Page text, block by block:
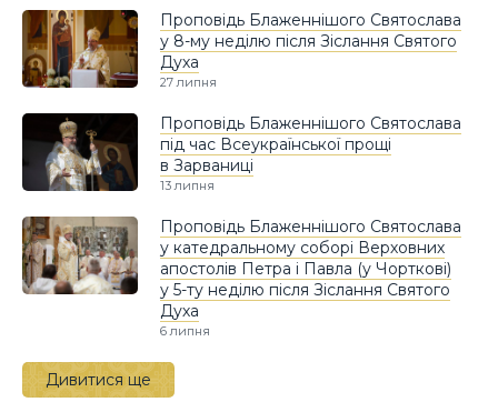
Проповідь Блаженнішого Святослава
у 8-му неділю після Зіслання Святого
Духа
27 липня
Проповідь Блаженнішого Святослава
під час Всеукраїнської прощі
в Зарваниці
13 липня
Проповідь Блаженнішого Святослава
у катедральному соборі Верховних
апостолів Петра і Павла (у Чорткові)
у 5-ту неділю після Зіслання Святого
Духа
6 липня
Дивитися ще